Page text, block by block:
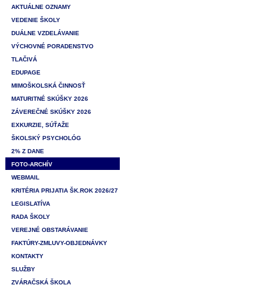
AKTUÁLNE OZNAMY
VEDENIE ŠKOLY
DUÁLNE VZDELÁVANIE
VÝCHOVNÉ PORADENSTVO
TLAČIVÁ
EDUPAGE
MIMOŠKOLSKÁ ČINNOSŤ
MATURITNÉ SKÚŠKY 2026
ZÁVEREČNÉ SKÚŠKY 2026
EXKURZIE, SÚŤAŽE
ŠKOLSKÝ PSYCHOLÓG
2% Z DANE
FOTO-ARCHÍV
WEBMAIL
KRITÉRIA PRIJATIA ŠK.ROK 2026/27
LEGISLATÍVA
RADA ŠKOLY
VEREJNÉ OBSTARÁVANIE
FAKTÚRY-ZMLUVY-OBJEDNÁVKY
KONTAKTY
SLUŽBY
ZVÁRAČSKÁ ŠKOLA